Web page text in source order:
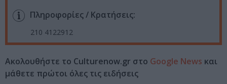
Πληροφορίες / Κρατήσεις:
210 4122912
Ακολουθήστε το Culturenow.gr στο Google News και
μάθετε πρώτοι όλες τις ειδήσεις